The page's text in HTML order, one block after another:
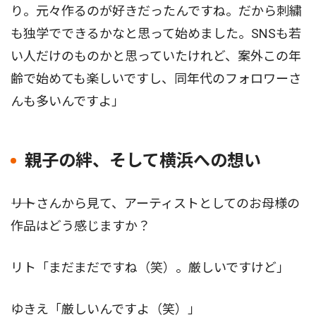
り。元々作るのが好きだったんですね。だから刺繍
も独学でできるかなと思って始めました。SNSも若
い人だけのものかと思っていたけれど、案外この年
齢で始めても楽しいですし、同年代のフォロワーさ
んも多いんですよ」
親子の絆、そして横浜への想い
――リトさんから見て、アーティストとしてのお母様の
作品はどう感じますか？
リト「まだまだですね（笑）。厳しいですけど」
ゆきえ「厳しいんですよ（笑）」